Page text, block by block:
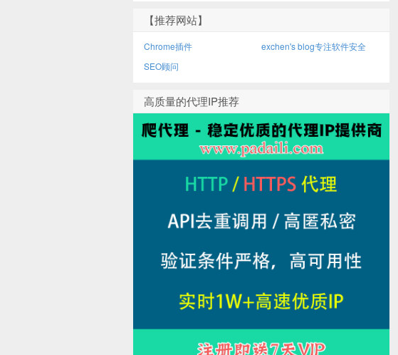
【推荐网站】
Chrome插件
exchen's blog专注软件安全
SEO顾问
高质量的代理IP推荐